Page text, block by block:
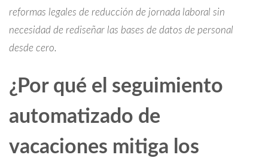
reformas legales de reducción de jornada laboral sin
necesidad de rediseñar las bases de datos de personal
desde cero.
¿Por qué el seguimiento
automatizado de
vacaciones mitiga los